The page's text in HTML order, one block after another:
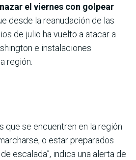
el viernes con golpear
desde la reanudación de las
de julio ha vuelto a atacar a
e instalaciones
región.
que se encuentren en la región
o estar preparados
escalada”, indica una alerta de